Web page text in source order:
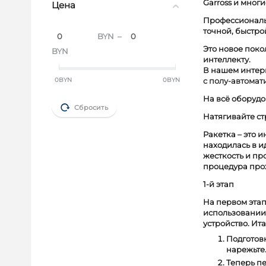
Garross и
точной,
Это новое
интеллекту.
В нашем
c полу-
На всё
Натягивайте
Ракетка – это
находилась в
жесткость и
процедура
1-й этап
На первом
устройство.
Теперь
Цена
BYN –
BYN
0BYN 0BYN
Сбросить